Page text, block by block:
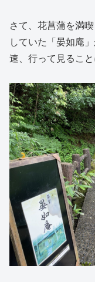
さて、花菖蒲を満
していた「晏如庵
速、行って見ること